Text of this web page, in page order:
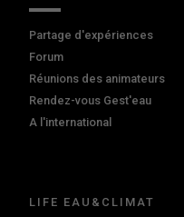
Partage d'expériences
Forum
Réunions des animateurs
Rendez-vous Gest'eau
A l'international
LIFE EAU&CLIMAT